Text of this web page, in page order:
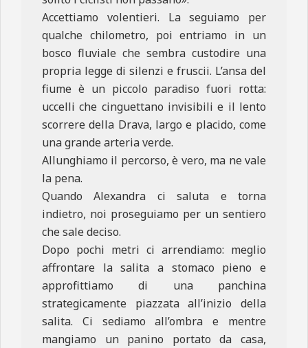
Accettiamo volentieri. La seguiamo per
qualche chilometro, poi entriamo in un
bosco fluviale che sembra custodire una
propria legge di silenzi e fruscii. L’ansa del
fiume è un piccolo paradiso fuori rotta:
uccelli che cinguettano invisibili e il lento
scorrere della Drava, largo e placido, come
una grande arteria verde.
Allunghiamo il percorso, è vero, ma ne vale
la pena.
Quando Alexandra ci saluta e torna
indietro, noi proseguiamo per un sentiero
che sale deciso.
Dopo pochi metri ci arrendiamo: meglio
affrontare la salita a stomaco pieno e
approfittiamo di una panchina
strategicamente piazzata all’inizio della
salita. Ci sediamo all’ombra e mentre
mangiamo un panino portato da casa,